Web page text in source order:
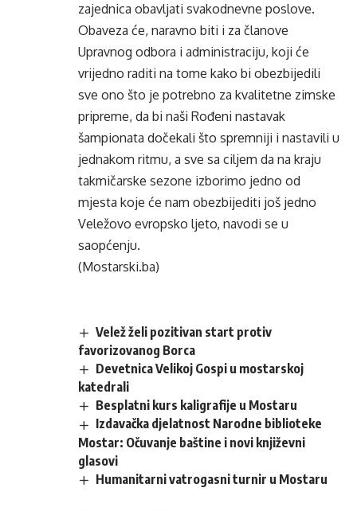
zajednica obavljati svakodnevne poslove.
Obaveza će, naravno biti i za članove
Upravnog odbora i administraciju, koji će
vrijedno raditi na tome kako bi obezbijedili
sve ono što je potrebno za kvalitetne zimske
pripreme, da bi naši Rođeni nastavak
šampionata dočekali što spremniji i nastavili u
jednakom ritmu, a sve sa ciljem da na kraju
takmičarske sezone izborimo jedno od
mjesta koje će nam obezbijediti još jedno
Veležovo evropsko ljeto, navodi se u
saopćenju.
(Mostarski.ba)
Velež želi pozitivan start protiv
favorizovanog Borca
Devetnica Velikoj Gospi u mostarskoj
katedrali
Besplatni kurs kaligrafije u Mostaru
Izdavačka djelatnost Narodne biblioteke
Mostar: Očuvanje baštine i novi književni
glasovi
Humanitarni vatrogasni turnir u Mostaru